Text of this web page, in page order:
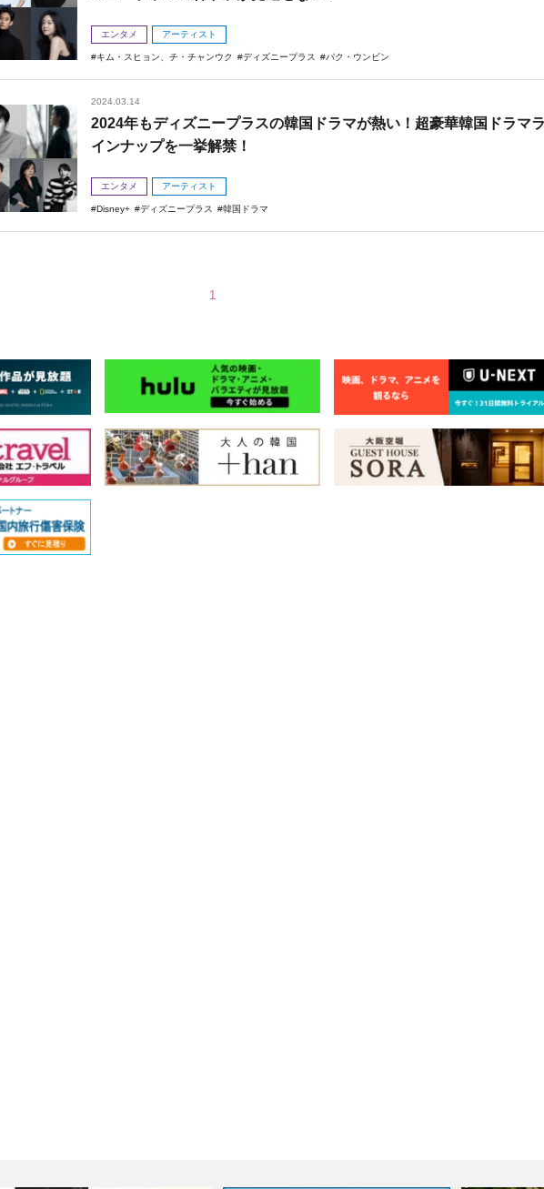
エンタメ アーティスト
キム・スヒョン、チ・チャンウク ディズニープラス パク・ウンビン
2024.03.14
2024年もディズニープラスの韓国ドラマが熱い！超豪華韓国ドラマ
インナップを一挙解禁！
エンタメ アーティスト
Disney+ ディズニープラス 韓国ドラマ
1